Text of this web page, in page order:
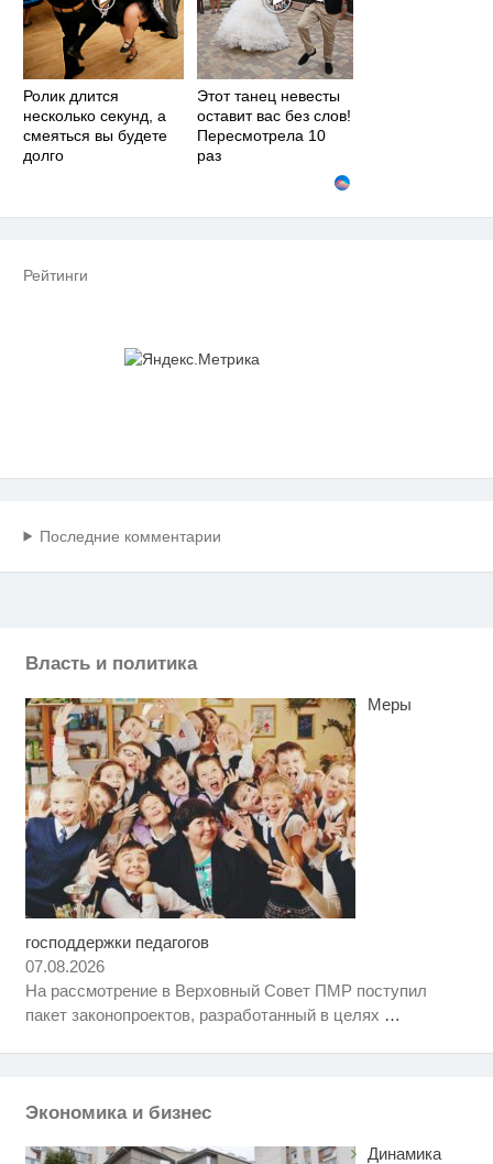
Ролик длится
несколько секунд, а
смеяться вы будете
долго
Этот танец невесты
оставит вас без слов!
Пересмотрела 10
раз
Рейтинги
Последние комментарии
Власть и политика
Меры
господдержки педагогов
07.08.2026
На рассмотрение в Верховный Совет ПМР поступил
пакет законопроектов, разработанный в целях …
Экономика и бизнес
Динамика
Ролик длится несколько секунд,
Скрытая камера на пляже
Крыма: Что люди вытворяют,